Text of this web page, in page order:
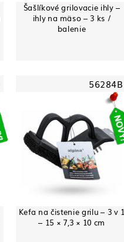
Šašlíkové grilovacie ihly –
ihly na mäso – 3 ks /
balenie
56284B
Kefa na čistenie grilu – 3 v 1
– 15 × 7,3 × 10 cm